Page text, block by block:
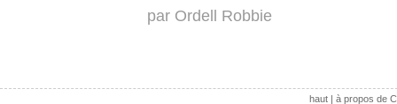
par Ordell Robbie
haut| à propos de